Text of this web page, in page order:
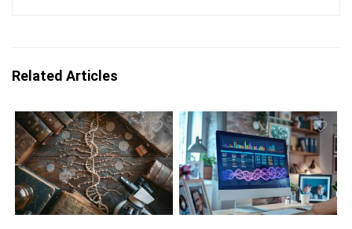
Related Articles